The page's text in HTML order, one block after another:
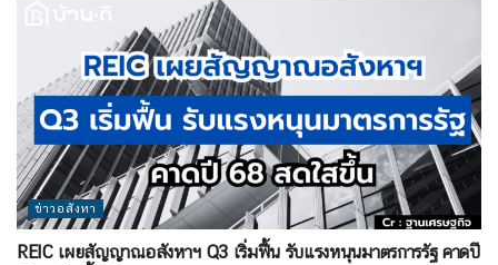
ข่าวอสังหา
REIC เผยสัญญาณอสังหาฯ Q3 เริ่มฟื้น รับแรงหนุนมาตรการรัฐ คาดปี